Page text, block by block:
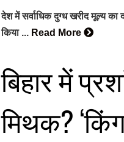
देश में सर्वाधिक दुग्ध खरीद मूल्य का
किया ... Read More
बिहार में
मिथक?